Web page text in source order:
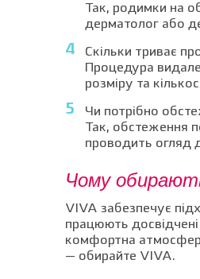
Так, родимки на
дерматолог або
Скільки триває
Процедура
розміру та
Чи потрібно
Так, обстеження
проводить огляд
Чому
VIVA забезпечує
працюють досвідчені
комфортна
— обирайте VIVA.